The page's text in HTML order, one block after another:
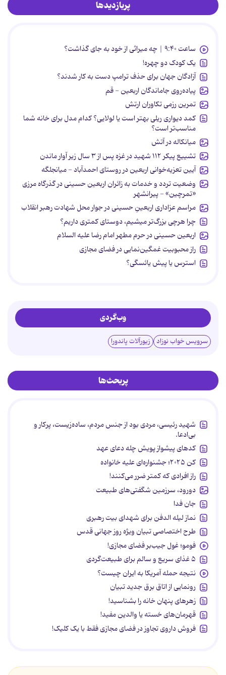
پربازدیدها
ساعت ۹:۴۰ | چه میراثی از خود به جای گذاشت؟
یک کودک دو چهره!
آزادگان جهان برای حذف ترامپ دست به کار شدند؟
پیاده‌روی جاماندگان اربعین - قم
تمرین رزمی تکاوران ارتش
کمد دیواری ریلی بهتر است یا لولایی؟ کدام مدل برای خانه شما
مناسب‌تر است؟
میانکاله در آتش
تشییع پیکر ۱۱۲ شهید در غزه پس از ۳ سال زیر آوار ماندن
آیین تعزیه‌خوانی اربعین در روستای احمدآباد - میانجلگه
وضعیت تردد و خدمات به زائران اربعین حسینی در گذرگاه مرزی
«تمرچین» - پیرانشهر
مراسم عزاداری اربعینِ حسینی در جوار محل شهادت رهبر انقلاب
چرا هرچی بزرگ‌تر میشیم، دوستای کمتری داریم؟
اربعین حسینی در حرم مطهر امام رضا علیه السلام
راز محبوبیت غمگین‌نمایی در فضای مجازی
استرس یا پیش یائسگی؟
وب‌گردی
سرویس خواب نوزاد زیورآلات پاندورا
پربحث‌ها
شهید رئیسی، مردی بود از جنس مردم، ساده‌زیست، پرکار و
بی‌ادعا.
کدهای پیشواز پویش چله دعای عهد
کن ۲۰۲۵؛ جشنواره‌ای علیه خانواده
راز افرادی که کمتر ضرر می‌کنند!
دورود، سرزمین شگفتی‌های طبیعت
جان فدا
نماز لیله الدفن برای شهدای بیت رهبری
طرح اختصاصی تبیان ویژه روز جهانی قدس
فومو؛ غول جیب‌بر فضای مجازی!
۵ غذای سریع و سالم برای طبیعت‌گردی
نتیجه حمله آمریکا به ایران چیست؟
رونمایی از اتاق برق جدید تبیان
زهرهای پنهان خانه را بشناسید!
قهرمان‌های خسته یا والدین مفید!
فروش داروی تجاوز در فضای مجازی فقط با یک کلیک!